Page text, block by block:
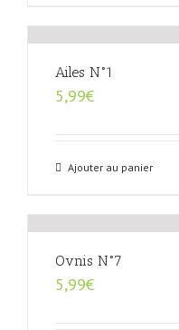
Ailes N°1
5,99€
Ajouter au panier
Ovnis N°7
5,99€